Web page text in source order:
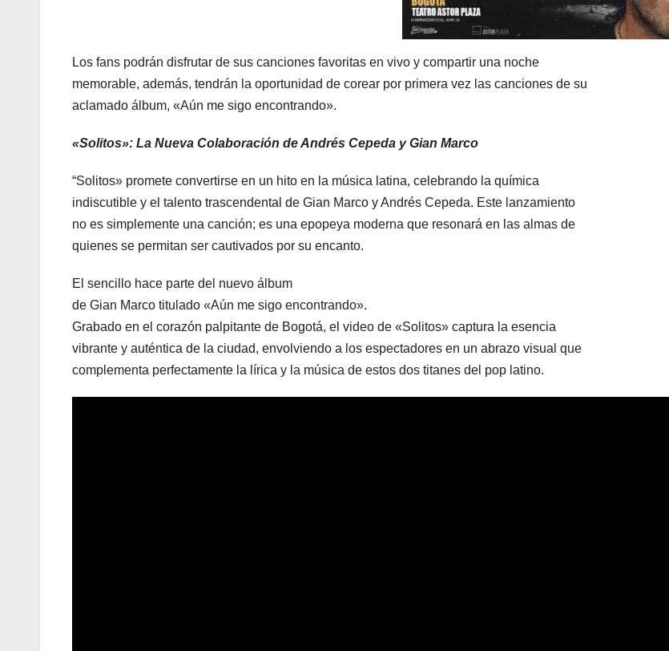
Los fans podrán disfrutar de sus canciones favoritas en vivo y compartir una noche
memorable, además, tendrán la oportunidad de corear por primera vez las canciones de su
aclamado álbum, «Aún me sigo encontrando».
«Solitos»: La Nueva Colaboración de Andrés Cepeda y Gian Marco
“Solitos» promete convertirse en un hito en la música latina, celebrando la química
indiscutible y el talento trascendental de Gian Marco y Andrés Cepeda. Este lanzamiento
no es simplemente una canción; es una epopeya moderna que resonará en las almas de
quienes se permitan ser cautivados por su encanto.
El sencillo hace parte del nuevo álbum
de Gian Marco titulado «Aún me sigo encontrando».
Grabado en el corazón palpitante de Bogotá, el video de «Solitos» captura la esencia
vibrante y auténtica de la ciudad, envolviendo a los espectadores en un abrazo visual que
complementa perfectamente la lírica y la música de estos dos titanes del pop latino.